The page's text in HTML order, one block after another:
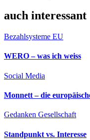
auch interessant
Bezahlsysteme EU
WERO – was ich weiss
Social Media
Monnett – die
Gedanken Gesellschaft
Standpunkt vs. Interesse